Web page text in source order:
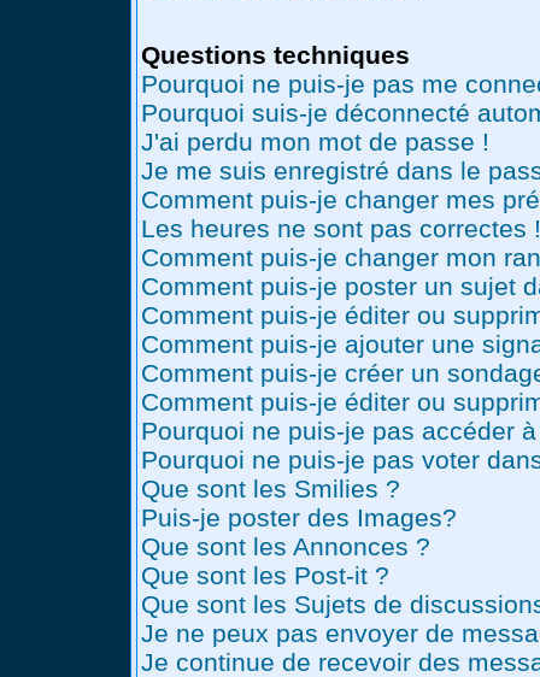
Questions techniques
Pourquoi ne puis-je pas me
Pourquoi suis-je déconnecté
J'ai perdu mon mot de passe !
Je me suis enregistré dans le
Comment puis-je changer mes
Les heures ne sont pas correctes !
Comment puis-je changer mon
Comment puis-je poster un sujet
Comment puis-je éditer ou
Comment puis-je ajouter une
Comment puis-je créer un
Comment puis-je éditer ou
Pourquoi ne puis-je pas accéder
Pourquoi ne puis-je pas voter
Que sont les Smilies ?
Puis-je poster des Images?
Que sont les Annonces ?
Que sont les Post-it ?
Que sont les Sujets de
Je ne peux pas envoyer de
Je continue de recevoir des